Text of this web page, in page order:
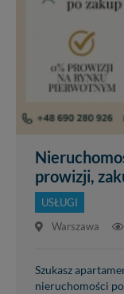
prowizji,
USŁUGI
Warszawa
Szukasz
nieruchomości